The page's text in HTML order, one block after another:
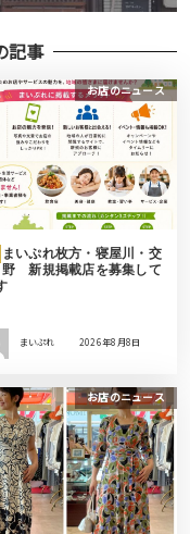
記事
お店のニュース
まいぷれ枚方・寝屋川・交
野 新規掲載店を募集して
まいぷれ 2026年8月8日
お店のニュース